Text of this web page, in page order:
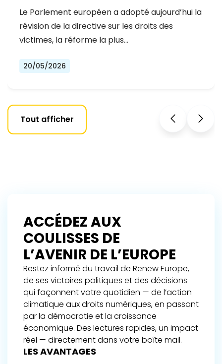
RENFORCER LES DROITS DES
VICTIMES D’INFRACTIONS
Le Parlement européen a adopté aujourd’hui la
révision de la directive sur les droits des
victimes, la réforme la plus…
20/05/2026
Tout afficher
ACCÉDEZ AUX
COULISSES DE
L’AVENIR DE L’EUROPE
Restez informé du travail de Renew Europe,
de ses victoires politiques et des décisions
qui façonnent votre quotidien — de l’action
climatique aux droits numériques, en passant
par la démocratie et la croissance
économique. Des lectures rapides, un impact
réel — directement dans votre boîte mail.
LES AVANTAGES